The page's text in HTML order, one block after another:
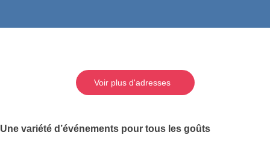
Voir plus d'adresses
Une variété d’événements pour tous les goûts